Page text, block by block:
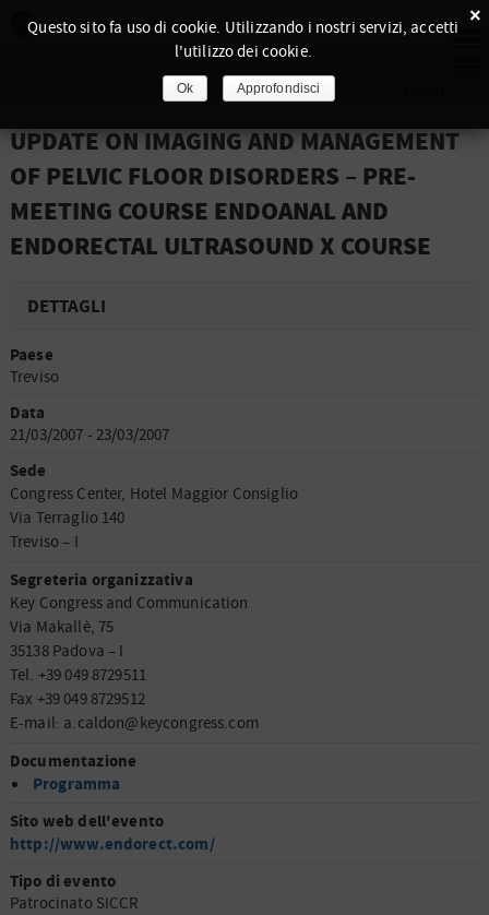
UPDATE ON IMAGING AND MANAGEMENT
OF PELVIC FLOOR DISORDERS – PRE-
MEETING COURSE ENDOANAL AND
ENDORECTAL ULTRASOUND X COURSE
DETTAGLI
Paese
Treviso
Data
21/03/2007 - 23/03/2007
Sede
Congress Center, Hotel Maggior Consiglio
Via Terraglio 140
Treviso – I
Segreteria organizzativa
Key Congress and Communication
Via Makallè, 75
35138 Padova – I
Tel. +39 049 8729511
Fax +39 049 8729512
E-mail: a.caldon@keycongress.com
Documentazione
Programma
Sito web dell'evento
http://www.endorect.com/
Tipo di evento
Patrocinato SICCR
×
Questo sito fa uso di cookie. Utilizzando i nostri servizi, accetti
l'utilizzo dei cookie.
Ok Approfondisci